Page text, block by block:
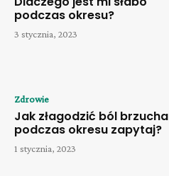
podczas okresu?
3 stycznia, 2023
Zdrowie
Jak złagodzić ból brzucha
podczas okresu zapytaj?
1 stycznia, 2023